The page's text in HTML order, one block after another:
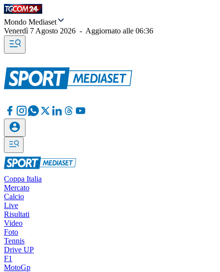
Mondo Mediaset
Venerdì 7 Agosto 2026 - Aggiornato alle 06:36
Coppa Italia
Mercato
Calcio
Live
Risultati
Video
Foto
Tennis
Drive UP
F1
MotoGp